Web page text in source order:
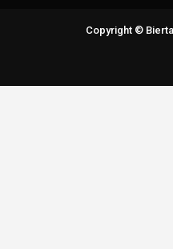
Copyright ©